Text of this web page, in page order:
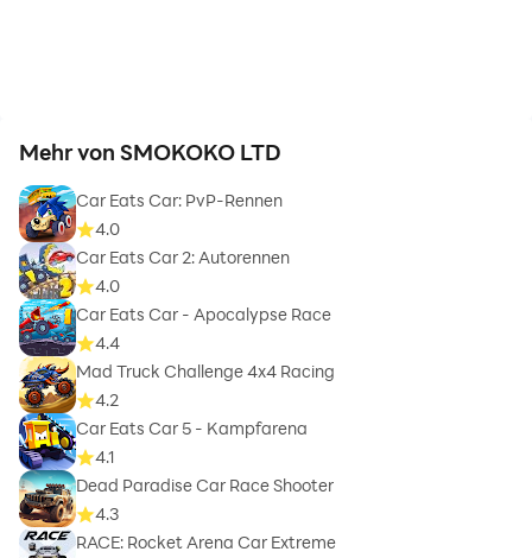
Mehr von SMOKOKO LTD
Car Eats Car: PvP-Rennen
4.0
Car Eats Car 2: Autorennen
4.0
Car Eats Car - Apocalypse Race
4.4
Mad Truck Challenge 4x4 Racing
4.2
Car Eats Car 5 - Kampfarena
4.1
Dead Paradise Car Race Shooter
4.3
RACE: Rocket Arena Car Extreme